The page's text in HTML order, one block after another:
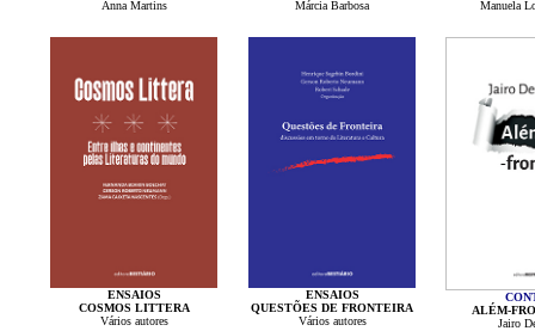
Anna Martins
Márcia Barbosa
Manuela
ENSAIOS
COSMOS LITTERA
Vários autores
ENSAIOS
QUESTÕES DE FRONTEIRA
Vários autores
ALÉM-
Jairo